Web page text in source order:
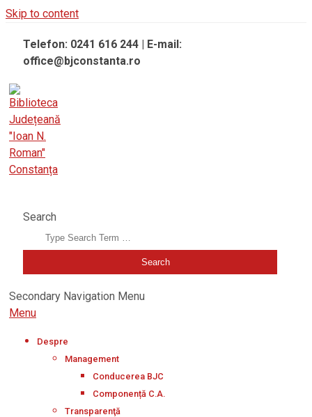
Skip to content
Telefon: 0241 616 244 | E-mail:
office@bjconstanta.ro
Search
Secondary Navigation Menu
Menu
Despre
Management
Conducerea BJC
Componență C.A.
Transparenţă